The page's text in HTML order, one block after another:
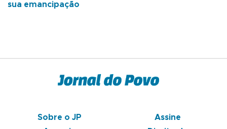
sua emancipação
Sobre o JP
Assine